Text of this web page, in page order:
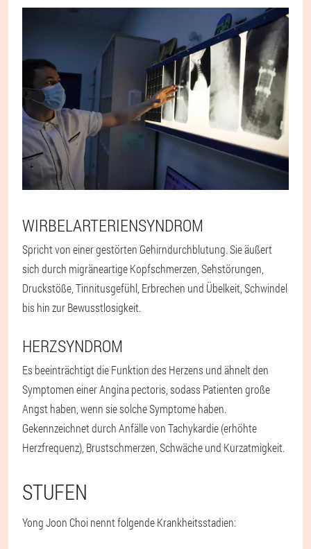
WIRBELARTERIENSYNDROM
Spricht von einer gestörten Gehirndurchblutung. Sie äußert
sich durch migräneartige Kopfschmerzen, Sehstörungen,
Druckstöße, Tinnitusgefühl, Erbrechen und Übelkeit, Schwindel
bis hin zur Bewusstlosigkeit.
HERZSYNDROM
Es beeinträchtigt die Funktion des Herzens und ähnelt den
Symptomen einer Angina pectoris, sodass Patienten große
Angst haben, wenn sie solche Symptome haben.
Gekennzeichnet durch Anfälle von Tachykardie (erhöhte
Herzfrequenz), Brustschmerzen, Schwäche und Kurzatmigkeit.
STUFEN
Yong Joon Choi nennt folgende Krankheitsstadien: